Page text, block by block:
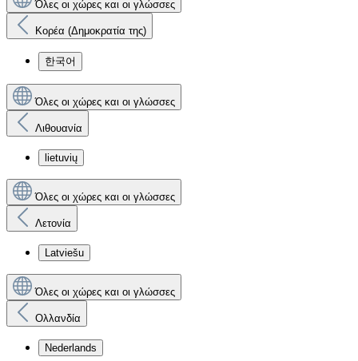
Όλες οι χώρες και οι γλώσσες
Κορέα (Δημοκρατία της)
한국어
Όλες οι χώρες και οι γλώσσες
Λιθουανία
lietuvių
Όλες οι χώρες και οι γλώσσες
Λετονία
Latviešu
Όλες οι χώρες και οι γλώσσες
Ολλανδία
Nederlands